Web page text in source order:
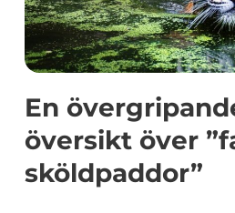
En
översikt över
sköldpaddor”